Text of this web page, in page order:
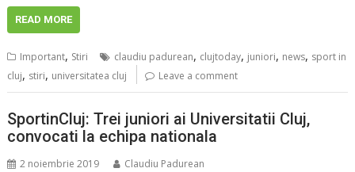
READ MORE
Important, Stiri claudiu padurean, clujtoday, juniori, news, sport in
cluj, stiri, universitatea cluj Leave a comment
SportinCluj: Trei juniori ai Universitatii Cluj,
convocati la echipa nationala
2 noiembrie 2019 Claudiu Padurean